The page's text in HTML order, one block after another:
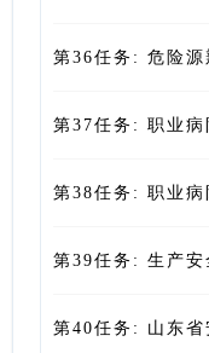
第36任务: 危险源
第37任务: 职业病
第38任务: 职业病
第39任务: 生产安
第40任务: 山东省